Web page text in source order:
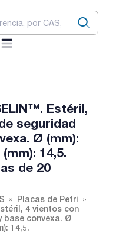
Estéril,
seguridad
Ø (mm):
14,5.
de 20
Placas de Petri
4 vientos con
base convexa. Ø
14,5.